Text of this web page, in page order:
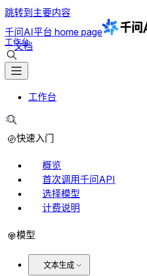
跳转到主要内容
千问AI平台 home page
文档
工作台
工作台
⌘K
快速入门
概览
首次调用千问API
选择模型
计费说明
模型
文本生成